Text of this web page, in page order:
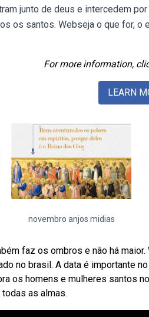
junto de deus e intercedem
os santos. Webseja o que for,
For more information,
LEARN
novembro anjos midias
faz os ombros e não há
no brasil. A data é importante
os homens e mulheres santos
as almas.